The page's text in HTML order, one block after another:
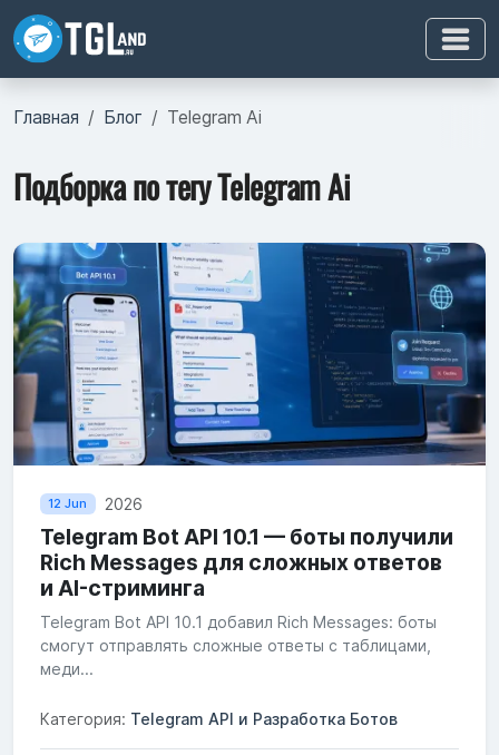
Главная Блог Telegram Ai
Подборка по тегу Telegram Ai
12 Jun 2026
Telegram Bot API 10.1 — боты получили
Rich Messages для сложных ответов
и AI-стриминга
Telegram Bot API 10.1 добавил Rich Messages: боты
смогут отправлять сложные ответы с таблицами,
меди...
Категория: Telegram API и Разработка Ботов